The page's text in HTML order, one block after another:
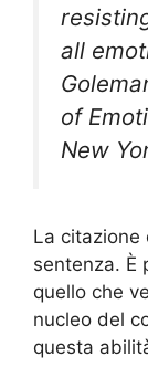
all
of
New
La citazione
sentenza. È
quello che
nucleo del
questa